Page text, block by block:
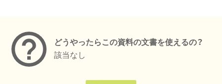
どうやったらこの資料の文書を使えるの？
該当なし